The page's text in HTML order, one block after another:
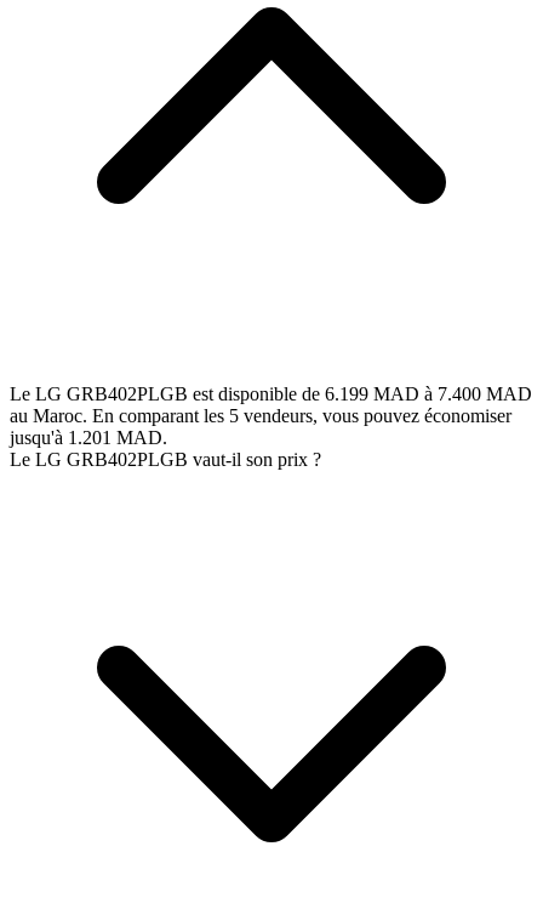
Le LG GRB402PLGB est disponible de 6.199 MAD à 7.400 MAD
au Maroc. En comparant les 5 vendeurs, vous pouvez économiser
jusqu'à 1.201 MAD.
Le LG GRB402PLGB vaut-il son prix ?